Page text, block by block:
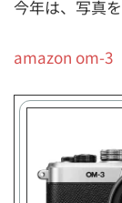
今年は、写真
amazon om-3